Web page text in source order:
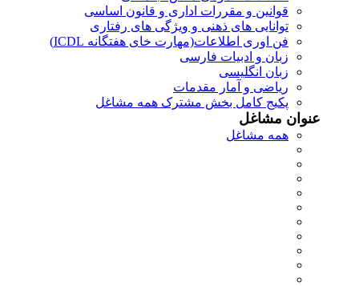
قوانین و مقررات اداری و قانون اساسی
توانایی های ذهنی و ویژگی های رفتاری
فن اوری اطلاعات(مهارت خای هفتگانه ICDL)
زبان و ادبیات فارسی
زبان انگلیسی
ریاضی و آمار مقدمات
پکیج کامل بخش مشترک همه مشاغل
عنوان مشاغل
همه مشاغل